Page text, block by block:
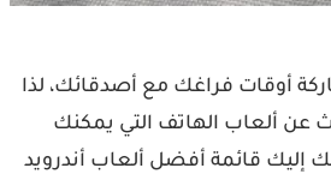
أوقات فراغك مع أصدقائك، لذا
عن ألعاب الهاتف التي يمكنك
إليك قائمة أفضل ألعاب أندرويد